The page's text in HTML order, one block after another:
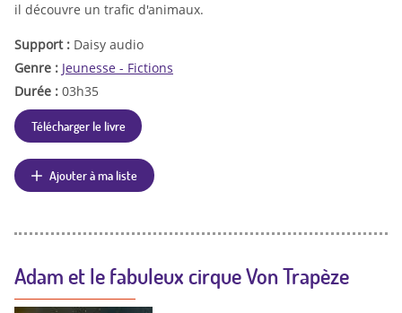
il découvre un trafic d'animaux.
Support : Daisy audio
Genre : Jeunesse - Fictions
Durée : 03h35
Télécharger le livre
Ajouter à ma liste
Adam et le fabuleux cirque Von Trapèze